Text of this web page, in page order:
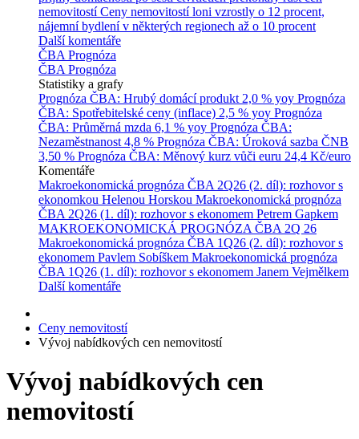
nemovitostí Ceny nemovitostí loni vzrostly o 12 procent,
nájemní bydlení v některých regionech až o 10 procent
Další komentáře
ČBA Prognóza
ČBA Prognóza
Statistiky a grafy
Prognóza ČBA: Hrubý domácí produkt 2,0 % yoy Prognóza
ČBA: Spotřebitelské ceny (inflace) 2,5 % yoy Prognóza
ČBA: Průměrná mzda 6,1 % yoy Prognóza ČBA:
Nezaměstnanost 4,8 % Prognóza ČBA: Úroková sazba ČNB
3,50 % Prognóza ČBA: Měnový kurz vůči euru 24,4 Kč/euro
Komentáře
Makroekonomická prognóza ČBA 2Q26 (2. díl): rozhovor s
ekonomkou Helenou Horskou Makroekonomická prognóza
ČBA 2Q26 (1. díl): rozhovor s ekonomem Petrem Gapkem
MAKROEKONOMICKÁ PROGNÓZA ČBA 2Q 26
Makroekonomická prognóza ČBA 1Q26 (2. díl): rozhovor s
ekonomem Pavlem Sobíškem Makroekonomická prognóza
ČBA 1Q26 (1. díl): rozhovor s ekonomem Janem Vejmělkem
Další komentáře
Ceny nemovitostí
Vývoj nabídkových cen nemovitostí
Vývoj nabídkových cen
nemovitostí